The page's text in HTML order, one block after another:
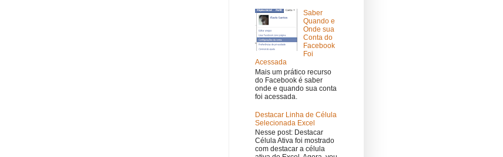
Saber
Quando e
Onde sua
Conta do
Facebook
Foi
Acessada
Mais um prático recurso
do Facebook é saber
onde e quando sua conta
foi acessada.
Destacar Linha de Célula
Selecionada Excel
Nesse post: Destacar
Célula Ativa foi mostrado
com destacar a célula